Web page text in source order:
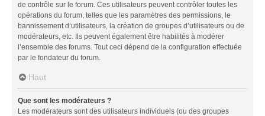
de contrôle sur le forum. Ces utilisateurs peuvent contrôler toutes les
opérations du forum, telles que les paramètres des permissions, le
bannissement d’utilisateurs, la création de groupes d’utilisateurs ou de
modérateurs, etc. Ils peuvent également être habilités à modérer
l’ensemble des forums. Tout ceci dépend de la configuration effectuée
par le fondateur du forum.
Haut
Que sont les modérateurs ?
Les modérateurs sont des utilisateurs individuels (ou des groupes